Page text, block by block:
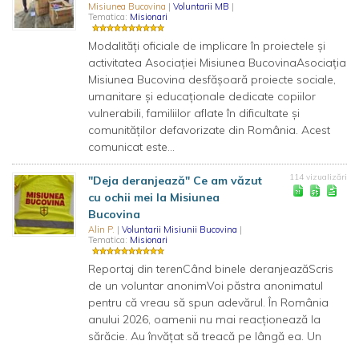
Misiunea Bucovina | Voluntarii MB |
Tematica: Misionari
Modalități oficiale de implicare în proiectele și
activitatea Asociației Misiunea BucovinaAsociația
Misiunea Bucovina desfășoară proiecte sociale,
umanitare și educaționale dedicate copiilor
vulnerabili, familiilor aflate în dificultate și
comunităților defavorizate din România. Acest
comunicat este...
"Deja deranjează" Ce am văzut
cu ochii mei la Misiunea
Bucovina
Alin P. | Voluntarii Misiunii Bucovina |
Tematica: Misionari
114 vizualizări
Reportaj din terenCând binele deranjeazăScris
de un voluntar anonimVoi păstra anonimatul
pentru că vreau să spun adevărul. În România
anului 2026, oamenii nu mai reacționează la
sărăcie. Au învățat să treacă pe lângă ea. Un